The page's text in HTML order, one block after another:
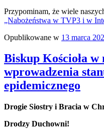
Przypominam, że wiele
„Nabożeństwa w TVP3 i w
Opublikowane w 13 marca
Biskup Kościoła w
wprowadzenia
epidemicznego
Drogie Siostry i Bracia w
Drodzy Duchowni!